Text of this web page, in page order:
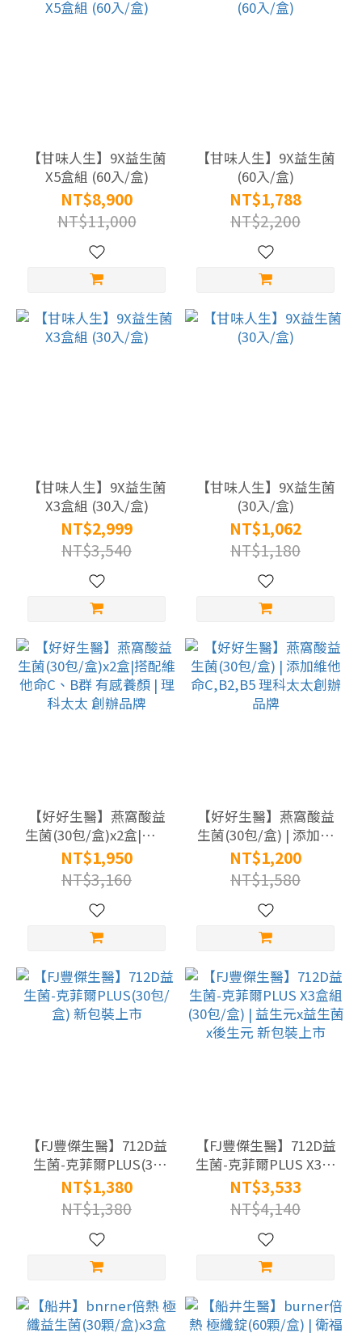
芝
(2)
|
黑
商
上
(35)
2000-
1000-
1999
(74)
下
(21)
慈
悅
潔
銀
髮
【甘味人生】9X益生菌
X5盒組 (60入/盒)
NT$8,900
NT$11,000
【甘味人生】9X益生菌
(60入/盒)
NT$1,788
NT$2,200
【甘味人生】9X益生菌
X3盒組 (30入/盒)
NT$2,999
NT$3,540
【甘味人生】9X益生菌
(30入/盒)
NT$1,062
NT$1,180
【好好生醫】燕窩酸益
生菌(30包/盒)x2盒|搭配
維他命C、B群 有感養顏
| 理科太太 創辦品牌
NT$1,950
NT$3,160
【好好生醫】燕窩酸益
生菌(30包/盒) | 添加維
他命C,B2,B5 理科太太
創辦品牌
NT$1,200
NT$1,580
【FJ豐傑生醫】712D益
生菌-克菲爾PLUS(30
包/盒) 新包裝上市
NT$1,380
NT$1,380
【FJ豐傑生醫】712D益
生菌-克菲爾PLUS X3盒
組(30包/盒) | 益生元x益
生菌x後生元 新包裝上
市
NT$3,533
NT$4,140